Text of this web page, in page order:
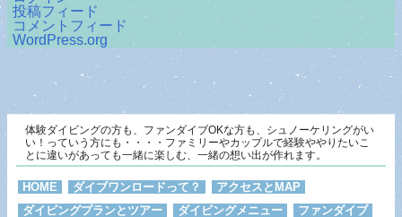
投稿フィード
コメントフィード
WordPress.org
体験ダイビングの方も、ファンダイブOKな方も、シュノーケリングがい
い！っていう方にも・・・・ファミリーやカップルで経験ややりたいこ
とに違いがあっても一緒に楽しむ、一緒の想い出が作れます。
HOME ダイブワンロードって？
アクセスとMAP
ダイビングプランとツアー
ダイビングメニュー ファンダイブ